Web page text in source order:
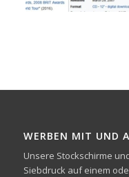
WERBEN MIT UND
Unsere Stockschirme
Siebdruck auf einem